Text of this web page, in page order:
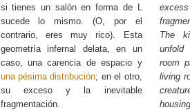
si tienes un salón en forma de L
sucede lo mismo. (O, por el
contrario, eres muy rico). Esta
geometría infernal delata, en un
caso, una carencia de espacio y
una pésima distribución; en el otro,
su exceso y la inevitable
fragmentación.
The
unfold
room
living